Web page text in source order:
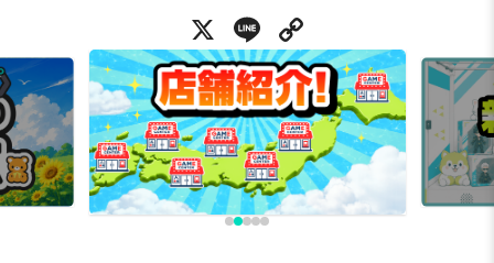
X Line